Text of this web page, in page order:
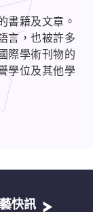
書籍及文章。
言，也被許多
際學術刊物的
學位及其他學
快訊